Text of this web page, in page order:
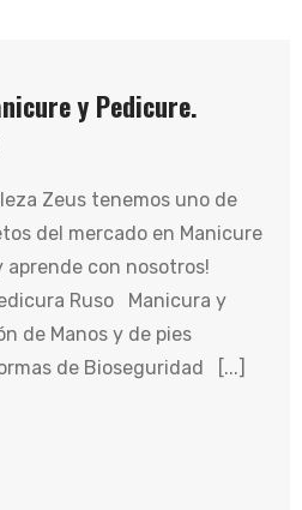
y Pedicure.
Zeus tenemos uno de
del mercado en Manicure
aprende con nosotros!
Ruso Manicura y
de Manos y de pies
de Bioseguridad [...]